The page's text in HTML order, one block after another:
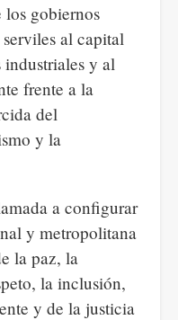
gobiernos
al capital
y al
frente a la
del
y la
a configurar
y metropolitana
la paz, la
la inclusión,
y de la justicia